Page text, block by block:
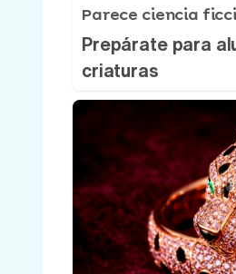
Parece ciencia
Prepárate para
criaturas